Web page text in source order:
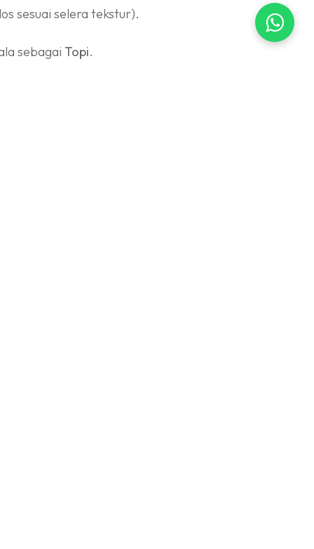
sesuai selera tekstur).
sebagai Topi.